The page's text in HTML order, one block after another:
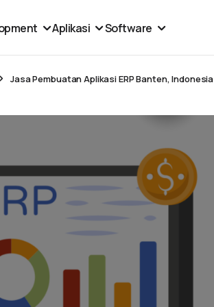
Aplikasi Software
Jasa Pembuatan Aplikasi ERP Banten, Indonesia